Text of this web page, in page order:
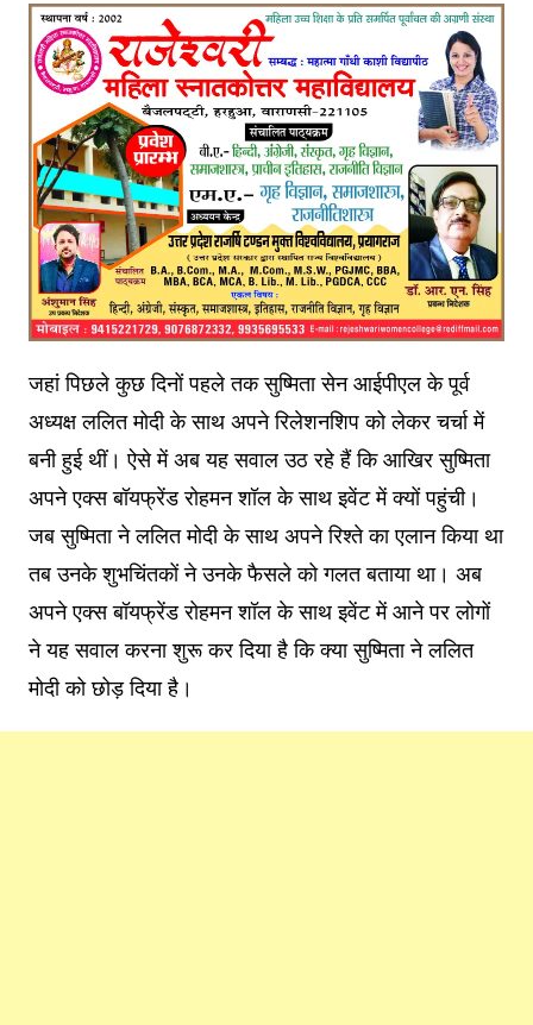
जहां पिछले कुछ दिनों पहले तक सुष्मिता सेन आईपीएल के पूर्व
अध्यक्ष ललित मोदी के साथ अपने रिलेशनशिप को लेकर चर्चा में
बनी हुई थीं। ऐसे में अब यह सवाल उठ रहे हैं कि आखिर सुष्मिता
अपने एक्स बॉयफ्रेंड रोहमन शॉल के साथ इवेंट में क्यों पहुंची।
जब सुष्मिता ने ललित मोदी के साथ अपने रिश्ते का एलान किया था
तब उनके शुभचिंतकों ने उनके फैसले को गलत बताया था। अब
अपने एक्स बॉयफ्रेंड रोहमन शॉल के साथ इवेंट में आने पर लोगों
ने यह सवाल करना शुरू कर दिया है कि क्या सुष्मिता ने ललित
मोदी को छोड़ दिया है।